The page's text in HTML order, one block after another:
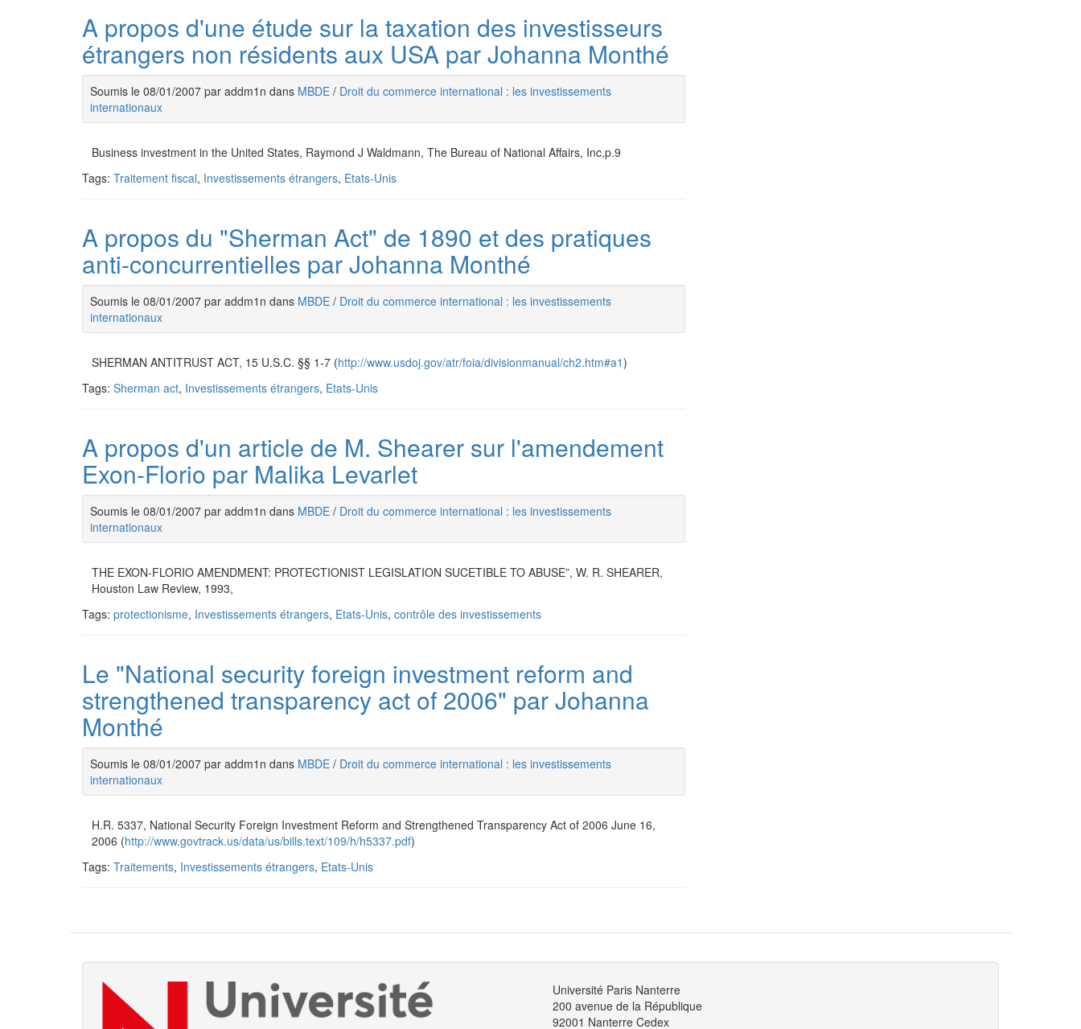
A propos d'une étude sur la taxation des investisseurs
étrangers non résidents aux USA par Johanna Monthé
Soumis le 08/01/2007 par addm1n dans MBDE / Droit du commerce international : les investissements
internationaux
Business investment in the United States, Raymond J Waldmann, The Bureau of National Affairs, Inc,p.9
Tags: Traitement fiscal, Investissements étrangers, Etats-Unis
A propos du "Sherman Act" de 1890 et des pratiques
anti-concurrentielles par Johanna Monthé
Soumis le 08/01/2007 par addm1n dans MBDE / Droit du commerce international : les investissements
internationaux
SHERMAN ANTITRUST ACT, 15 U.S.C. §§ 1-7 (http://www.usdoj.gov/atr/foia/divisionmanual/ch2.htm#a1)
Tags: Sherman act, Investissements étrangers, Etats-Unis
A propos d'un article de M. Shearer sur l'amendement
Exon-Florio par Malika Levarlet
Soumis le 08/01/2007 par addm1n dans MBDE / Droit du commerce international : les investissements
internationaux
THE EXON-FLORIO AMENDMENT: PROTECTIONIST LEGISLATION SUCETIBLE TO ABUSE”, W. R. SHEARER,
Houston Law Review, 1993,
Tags: protectionisme, Investissements étrangers, Etats-Unis, contrôle des investissements
Le "National security foreign investment reform and
strengthened transparency act of 2006" par Johanna
Monthé
Soumis le 08/01/2007 par addm1n dans MBDE / Droit du commerce international : les investissements
internationaux
H.R. 5337, National Security Foreign Investment Reform and Strengthened Transparency Act of 2006 June 16,
2006 (http://www.govtrack.us/data/us/bills.text/109/h/h5337.pdf)
Tags: Traitements, Investissements étrangers, Etats-Unis
Université Paris Nanterre
200 avenue de la République
92001 Nanterre Cedex